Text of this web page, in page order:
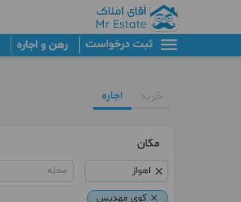
ثبت درخواست رهن و اجاره
خرید اجاره
مکان
محله
کوی مهدیس